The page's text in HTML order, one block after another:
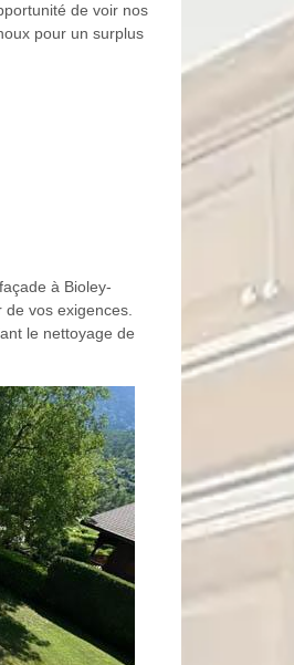
de voir nos
pour un surplus
à Bioley-
vos exigences.
le nettoyage de